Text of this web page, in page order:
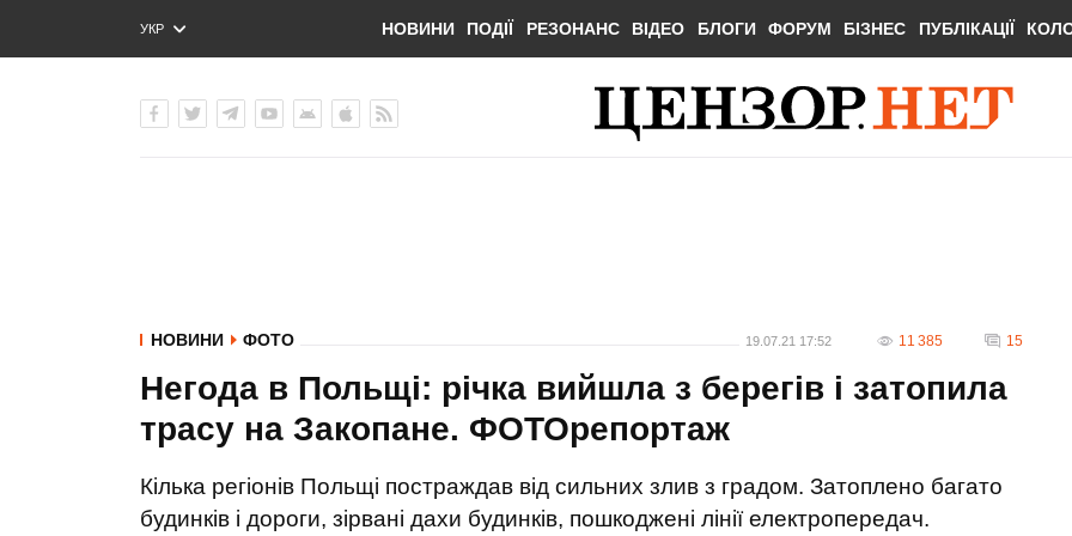
УКР
ENG
НОВИНИ ПОДІЇ РЕЗОНАНС ВІДЕО БЛОГИ ФОРУМ БІЗНЕС ПУБЛІКАЦІЇ
НОВИНИ ФОТО 19.07.21 17:52 11 385 15
Негода в Польщі: річка вийшла з берегів і затопила
трасу на Закопане. ФОТОрепортаж
Кілька регіонів Польщі постраждав від сильних злив з градом. Затоплено багато
будинків і дороги, зірвані дахи будинків, пошкоджені лінії електропередач.